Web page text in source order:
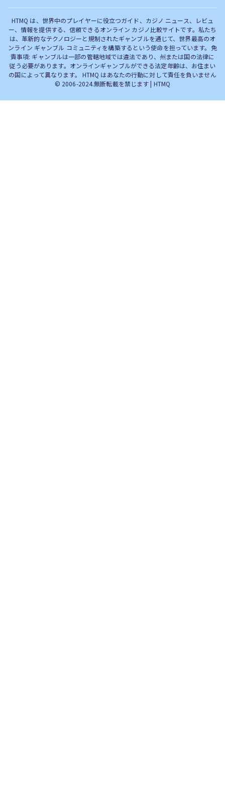
HTMQ は、世界中のプレイヤーに役立つガイド、カジノ ニュース、レビュ
ー、情報を提供する、信頼できるオンライン カジノ比較サイトです。私たち
は、革新的なテクノロジーと規制されたギャンブルを通じて、世界最高のオ
ンライン ギャンブル コミュニティを構築するという使命を担っています。免
責事項: ギャンブルは一部の管轄地域では違法であり、州または国の法律に
従う必要があります。オンラインギャンブルができる法定年齢は、お住まい
の国によって異なります。 HTMQ はあなたの行動に対して責任を負いません
© 2006-2024.無断転載を禁じます | HTMQ